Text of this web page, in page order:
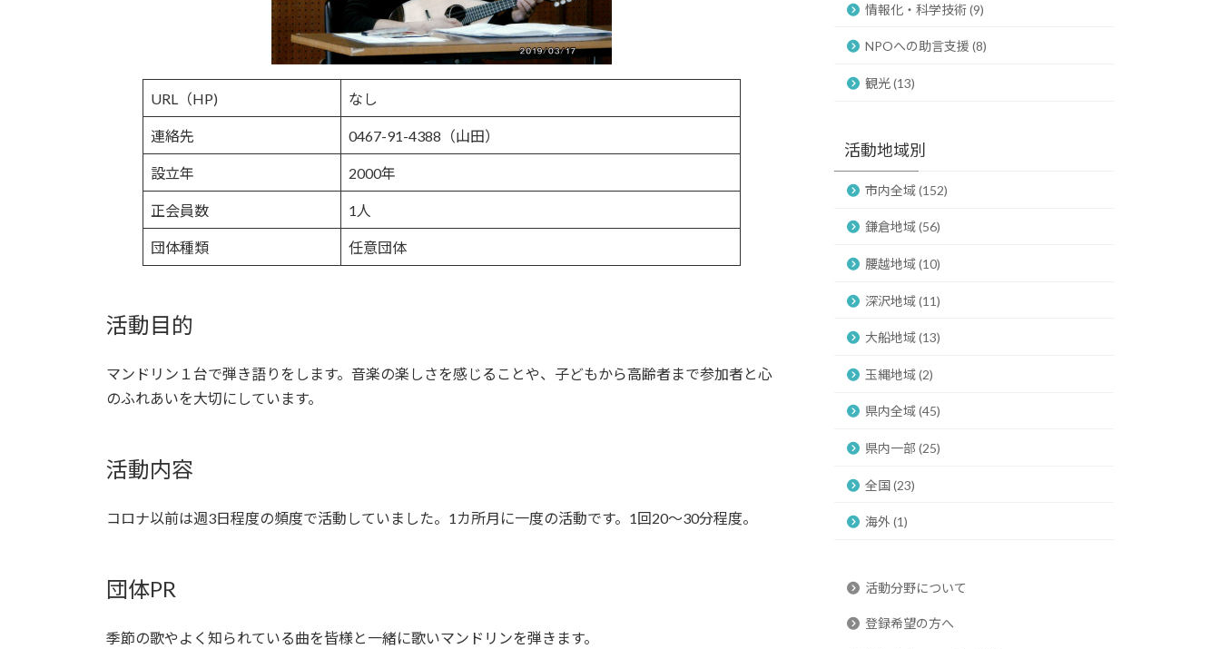
URL（HP) なし
連絡先 0467-91-4388（山田）
設立年 2000年
正会員数 1人
団体種類 任意団体
活動目的
マンドリン１台で弾き語りをします。音楽の楽しさを感じることや、子どもから高齢者まで参加者と心
のふれあいを大切にしています。
活動内容
コロナ以前は週3日程度の頻度で活動していました。1カ所月に一度の活動です。1回20～30分程度。
団体PR
季節の歌やよく知られている曲を皆様と一緒に歌いマンドリンを弾きます。
情報化・科学技術 (9)
NPOへの助言支援 (8)
観光 (13)
活動地域別
市内全域 (152)
鎌倉地域 (56)
腰越地域 (10)
深沢地域 (11)
大船地域 (13)
玉縄地域 (2)
県内全域 (45)
県内一部 (25)
全国 (23)
海外 (1)
活動分野について
登録希望の方へ